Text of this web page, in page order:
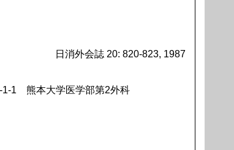
日消外会誌 20: 820-823, 1987
1 熊本大学医学部第2外科